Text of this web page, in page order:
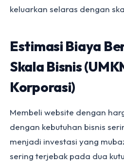
keluarkan selaras dengan
Estimasi Biaya
Skala Bisnis
Korporasi)
Membeli website dengan
dengan kebutuhan bisnis
menjadi investasi yang
sering terjebak pada dua